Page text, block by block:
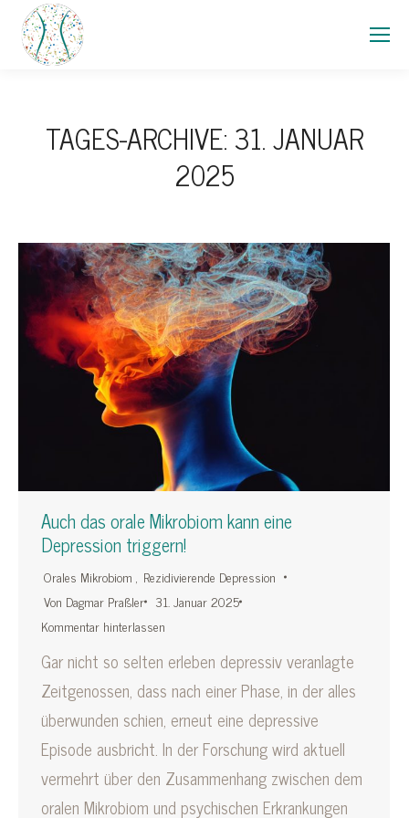
TAGES-ARCHIVE: 31. JANUAR
2025
Auch das orale Mikrobiom kann eine
Depression triggern!
Orales Mikrobiom , Rezidivierende Depression
Von Dagmar Praßler 31. Januar 2025
Kommentar hinterlassen
Gar nicht so selten erleben depressiv veranlagte
Zeitgenossen, dass nach einer Phase, in der alles
überwunden schien, erneut eine depressive
Episode ausbricht. In der Forschung wird aktuell
vermehrt über den Zusammenhang zwischen dem
oralen Mikrobiom und psychischen Erkrankungen